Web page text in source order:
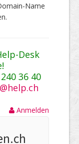
Name
Desk
36 40
Anmelden